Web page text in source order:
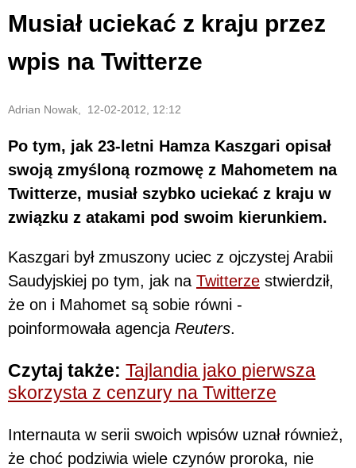
Musiał uciekać z kraju przez
wpis na Twitterze
Adrian Nowak, 12-02-2012, 12:12
Po tym, jak 23-letni Hamza Kaszgari opisał
swoją zmyśloną rozmowę z Mahometem na
Twitterze, musiał szybko uciekać z kraju w
związku z atakami pod swoim kierunkiem.
Kaszgari był zmuszony uciec z ojczystej Arabii
Saudyjskiej po tym, jak na Twitterze stwierdził,
że on i Mahomet są sobie równi -
poinformowała agencja Reuters.
Czytaj także: Tajlandia jako pierwsza
skorzysta z cenzury na Twitterze
Internauta w serii swoich wpisów uznał również,
że choć podziwia wiele czynów proroka, nie